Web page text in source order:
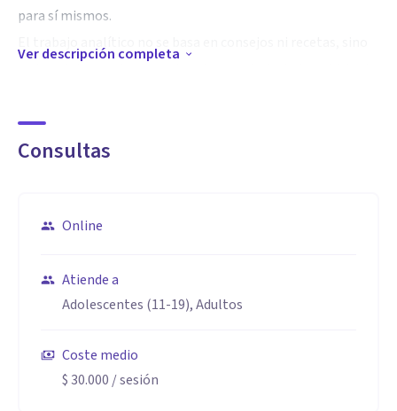
para sí mismos.
analista se abre la posibilidad de pensar de otro modo eso
que hasta ahora parecía sin salida.
A veces el motivo de consulta aparece bajo la forma de
dificultades para tomar decisiones, entre tantas otras
posibilidades. Pero más allá del síntoma, el análisis busca
de eso que se repite sin que uno pueda entender su causa, y
que puede transformarse a partir de la palabra. Por
Ver descripción completa
Consultas
Online
Atiende a
Adolescentes (11-19), Adultos
Coste medio
$ 30.000 / sesión